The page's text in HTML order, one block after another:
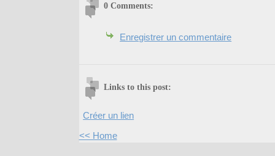
0 Comments:
Enregistrer un commentaire
Links to this post:
Créer un lien
<< Home